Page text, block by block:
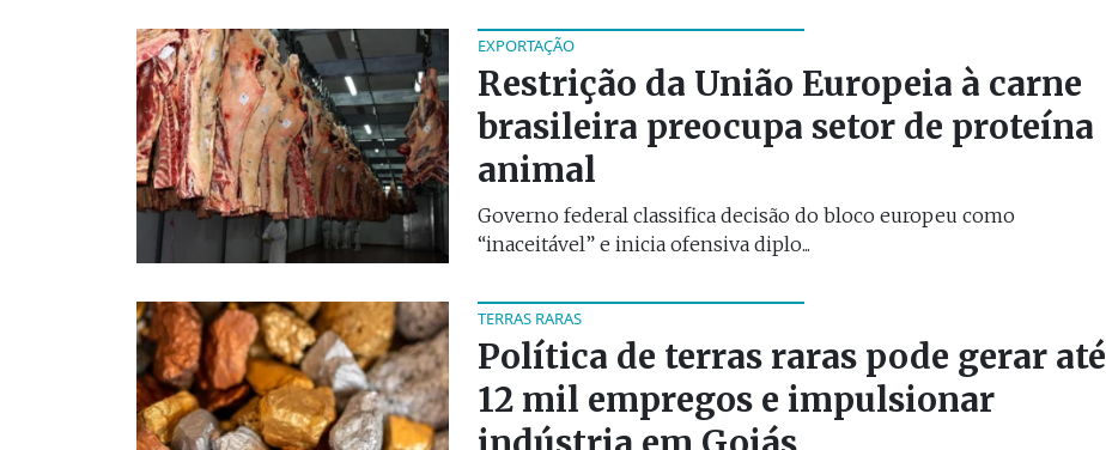
EXPORTAÇÃO
Restrição da União Europeia à carne
brasileira preocupa setor de proteína
animal
Governo federal classifica decisão do bloco europeu como
“inaceitável” e inicia ofensiva diplo...
TERRAS RARAS
Política de terras raras pode gerar até
12 mil empregos e impulsionar